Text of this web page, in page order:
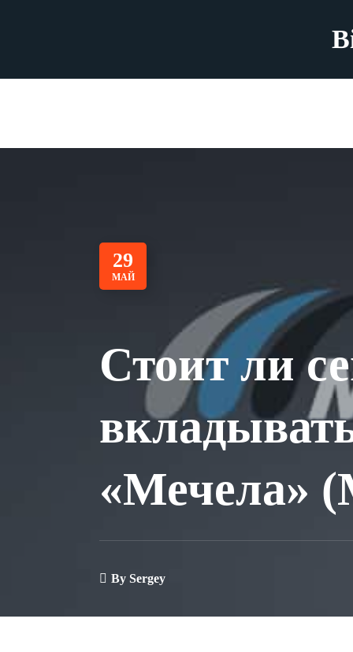
29
МАЙ
Стоит ли
«Мечела»
By Sergey